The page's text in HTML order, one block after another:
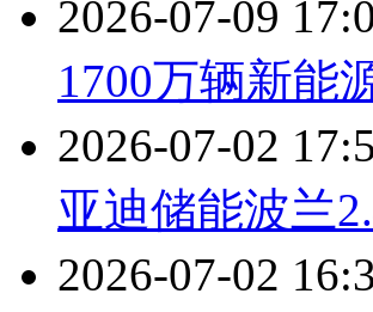
2026-07-09
1700万辆新能
2026-07-02
亚迪储能波兰
2026-07-02